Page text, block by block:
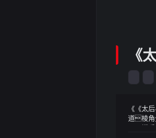
《
《《太
道棱角
开了插
《《太